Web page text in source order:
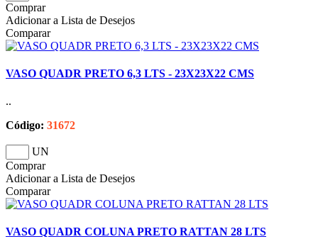
Comprar
Adicionar a Lista de Desejos
Comparar
VASO QUADR PRETO 6,3 LTS - 23X23X22 CMS
..
Código: 31672
UN
Comprar
Adicionar a Lista de Desejos
Comparar
VASO QUADR COLUNA PRETO RATTAN 28 LTS